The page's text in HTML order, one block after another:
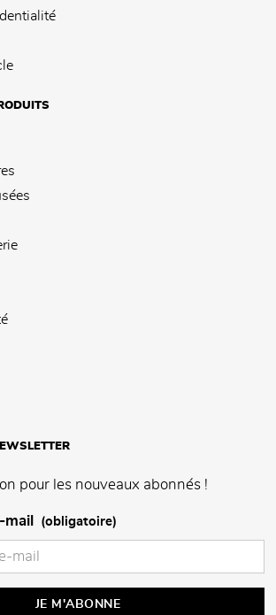
pour les nouveaux abonnés !
(obligatoire)